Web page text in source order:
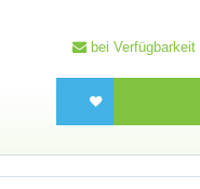
bei Verfügbarkeit